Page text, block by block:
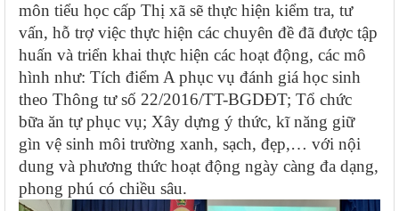
môn tiểu học cấp Thị xã sẽ thực hiện kiểm tra, tư
vấn, hỗ trợ việc thực hiện các chuyên đề đã được tập
huấn và triển khai thực hiện các hoạt động, các mô
hình như: Tích điểm A phục vụ đánh giá học sinh
theo Thông tư số 22/2016/TT-BGDĐT; Tổ chức
bữa ăn tự phục vụ; Xây dựng ý thức, kĩ năng giữ
gìn vệ sinh môi trường xanh, sạch, đẹp,… với nội
dung và phương thức hoạt động ngày càng đa dạng,
phong phú có chiều sâu.